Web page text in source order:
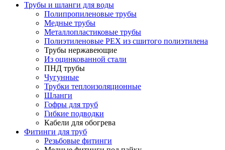
Трубы и шланги для воды
Полипропиленовые трубы
Медные трубы
Металлопластиковые трубы
Полиэтиленовые PEX из сшитого полиэтилена
Трубы нержавеющие
Из оцинкованной стали
ПНД трубы
Чугунные
Трубки теплоизоляционные
Шланги
Гофры для труб
Гибкие подводки
Кабели для обогрева
Фитинги для труб
Резьбовые фитинги